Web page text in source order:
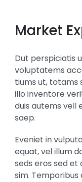
Market
Dut perspiciatis
voluptatems
tiums ut, totams
illo inventore
duis autems vell
saep.
Eveniet in
equat, vel illum
seds eros sed et
sim. Temporibus